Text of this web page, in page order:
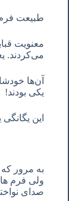
طبیعت
معنویت
می‌کردند.
آن‌ها
یکی بودند!
این
به مرور
ولی فرم
صدای